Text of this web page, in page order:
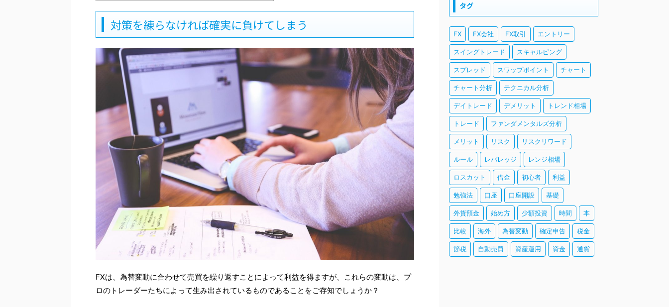
対策を練らなければ確実に負けてしまう
FXは、為替変動に合わせて売買を繰り返すことによって利益を得ますが、これらの変動は、プ
ロのトレーダーたちによって生み出されているものであることをご存知でしょうか？
タグ
FX FX会社 FX取引 エントリー
スイングトレード スキャルピング
スプレッド スワップポイント チャート
チャート分析 テクニカル分析
デイトレード デメリット トレンド相場
トレード ファンダメンタルズ分析
メリット リスク リスクリワード
ルール レバレッジ レンジ相場
ロスカット 借金 初心者 利益
勉強法 口座 口座開設 基礎
外貨預金 始め方 少額投資 時間 本
比較 海外 為替変動 確定申告 税金
節税 自動売買 資産運用 資金 通貨